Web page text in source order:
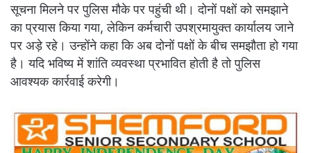
सूचना मिलने पर पुलिस मौके पर पहुंची थी। दोनों पक्षों को समझाने
का प्रयास किया गया, लेकिन कर्मचारी उपश्रमायुक्त कार्यालय जाने
पर अड़े रहे। उन्होंने कहा कि अब दोनों पक्षों के बीच समझौता हो गया
है। यदि भविष्य में शांति व्यवस्था प्रभावित होती है तो पुलिस
आवश्यक कार्रवाई करेगी।